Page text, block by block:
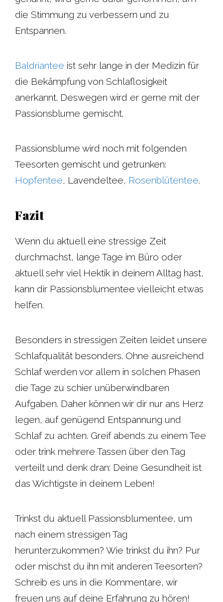
die Stimmung zu verbessern und zu
Entspannen.
Baldriantee ist sehr lange in der Medizin für
die Bekämpfung von Schlaflosigkeit
anerkannt. Deswegen wird er gerne mit der
Passionsblume gemischt.
Passionsblume wird noch mit folgenden
Teesorten gemischt und getrunken:
Hopfentee, Lavendeltee, Rosenblütentee.
Fazit
Wenn du aktuell eine stressige Zeit
durchmachst, lange Tage im Büro oder
aktuell sehr viel Hektik in deinem Alltag hast,
kann dir Passionsblumentee vielleicht etwas
helfen.
Besonders in stressigen Zeiten leidet unsere
Schlafqualität besonders. Ohne ausreichend
Schlaf werden vor allem in solchen Phasen
die Tage zu schier unüberwindbaren
Aufgaben. Daher können wir dir nur ans Herz
legen, auf genügend Entspannung und
Schlaf zu achten. Greif abends zu einem Tee
oder trink mehrere Tassen über den Tag
verteilt und denk dran: Deine Gesundheit ist
das Wichtigste in deinem Leben!
Trinkst du aktuell Passionsblumentee, um
nach einem stressigen Tag
herunterzukommen? Wie trinkst du ihn? Pur
oder mischst du ihn mit anderen Teesorten?
Schreib es uns in die Kommentare, wir
freuen uns auf deine Erfahrung zu hören!